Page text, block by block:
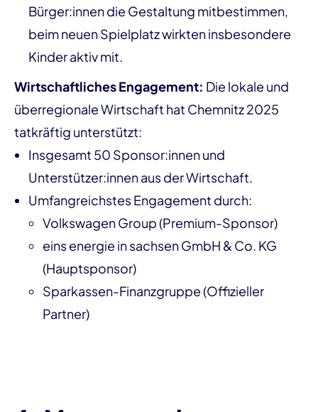
Bürger:innen die Gestaltung mitbestimmen,
beim neuen Spielplatz wirkten insbesondere
Kinder aktiv mit.
Wirtschaftliches Engagement: Die lokale und
überregionale Wirtschaft hat Chemnitz 2025
tatkräftig unterstützt:
Insgesamt 50 Sponsor:innen und
Unterstützer:innen aus der Wirtschaft.
Umfangreichstes Engagement durch:
Volkswagen Group (Premium-Sponsor)
eins energie in sachsen GmbH & Co. KG
(Hauptsponsor)
Sparkassen-Finanzgruppe (Offizieller
Partner)